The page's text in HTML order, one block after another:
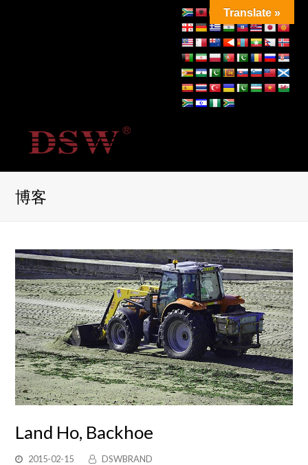
博客
Land Ho, Backhoe
2015-02-15 DSWBRAND
Translate »